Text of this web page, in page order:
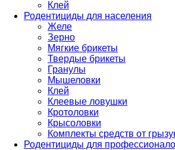
Клей
Родентициды для населения
Желе
Зерно
Мягкие брикеты
Твердые брикеты
Гранулы
Мышеловки
Клей
Клеевые ловушки
Кротоловки
Крысоловки
Комплекты средств от
Родентициды для